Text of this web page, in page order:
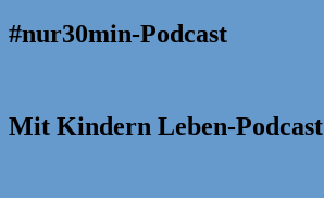
#nur30min-Podcast
Mit Kindern Leben-Podcast